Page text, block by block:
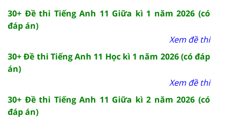
30+ Đề thi Tiếng Anh 11 Giữa kì 1 năm 2026 (có
đáp án)
Xem đề thi
30+ Đề thi Tiếng Anh 11 Học kì 1 năm 2026 (có đáp
án)
Xem đề thi
30+ Đề thi Tiếng Anh 11 Giữa kì 2 năm 2026 (có
đáp án)